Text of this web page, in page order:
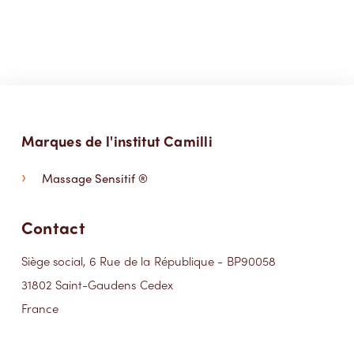
Marques de l'institut Camilli
Massage Sensitif ®
Contact
Siège social, 6 Rue de la République - BP90058
31802 Saint-Gaudens Cedex
France